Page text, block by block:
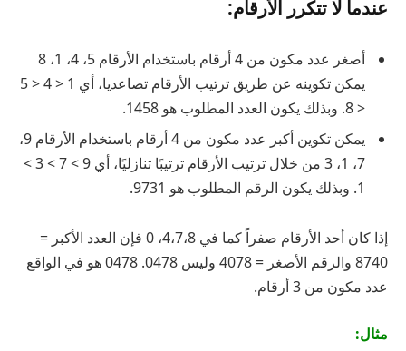
عندما لا تتكرر الأرقام:
أصغر عدد مكون من 4 أرقام باستخدام الأرقام 5، 4، 1، 8
يمكن تكوينه عن طريق ترتيب الأرقام تصاعديا، أي 1 < 4 < 5
< 8. وبذلك يكون العدد المطلوب هو 1458.
يمكن تكوين أكبر عدد مكون من 4 أرقام باستخدام الأرقام 9،
7، 1، 3 من خلال ترتيب الأرقام ترتيبًا تنازليًا، أي 9 > 7 > 3 >
1. وبذلك يكون الرقم المطلوب هو 9731.
إذا كان أحد الأرقام صفراً كما في 4،7،8، 0 فإن العدد الأكبر =
8740 والرقم الأصغر = 4078 وليس 0478. 0478 هو في الواقع
عدد مكون من 3 أرقام.
مثال: